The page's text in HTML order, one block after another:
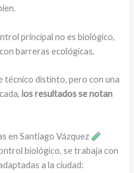
principal no es biológico,
barreras ecológicas.
técnico distinto, pero con una
los resultados se notan
en Santiago Vázquez
biológico, se trabaja con
a la ciudad: